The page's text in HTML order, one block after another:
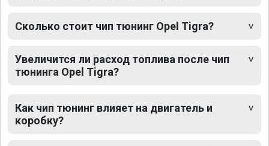
Сколько стоит чип тюнинг Opel Tigra?
Увеличится ли расход топлива после чип
тюнинга Opel Tigra?
Как чип тюнинг влияет на двигатель и
коробку?